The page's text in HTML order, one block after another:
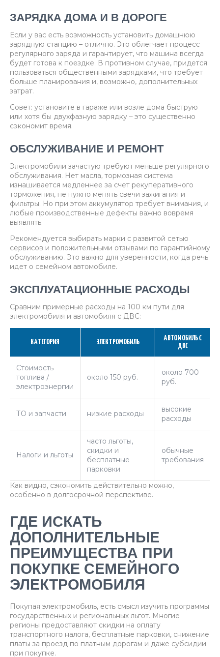
ЗАРЯДКА ДОМА И В ДОРОГЕ
Если у вас есть возможность установить домашнюю
зарядную станцию – отлично. Это облегчает процесс
регулярного заряда и гарантирует, что машина всегда
будет готова к поездке. В противном случае, придется
пользоваться общественными зарядками, что требует
больше планирования и, возможно, дополнительных
затрат.
Совет: установите в гараже или возле дома быструю
или хотя бы двухфазную зарядку – это существенно
сэкономит время.
ОБСЛУЖИВАНИЕ И РЕМОНТ
Электромобили зачастую требуют меньше регулярного
обслуживания. Нет масла, тормозная система
изнашивается медленнее за счет рекуперативного
торможения, не нужно менять свечи зажигания и
фильтры. Но при этом аккумулятор требует внимания, и
любые производственные дефекты важно вовремя
выявлять.
Рекомендуется выбирать марки с развитой сетью
сервисов и положительными отзывами по гарантийному
обслуживанию. Это важно для уверенности, когда речь
идет о семейном автомобиле.
ЭКСПЛУАТАЦИОННЫЕ РАСХОДЫ
Сравним примерные расходы на 100 км пути для
электромобиля и автомобиля с ДВС:
КАТЕГОРИЯ ЭЛЕКТРОМОБИЛЬ
АВТОМОБИЛЬ С
ДВС
Стоимость
топлива /
электроэнергии
около 150 руб.
около 700
руб.
ТО и запчасти низкие расходы
высокие
расходы
Налоги и льготы
часто льготы,
скидки и
бесплатные
парковки
обычные
требования
Как видно, сэкономить действительно можно,
особенно в долгосрочной перспективе.
ГДЕ ИСКАТЬ
ДОПОЛНИТЕЛЬНЫЕ
ПРЕИМУЩЕСТВА ПРИ
ПОКУПКЕ СЕМЕЙНОГО
ЭЛЕКТРОМОБИЛЯ
Покупая электромобиль, есть смысл изучить программы
государственных и региональных льгот. Многие
регионы предоставляют скидки на оплату
транспортного налога, бесплатные парковки, снижение
платы за проезд по платным дорогам и даже субсидии
при покупке.